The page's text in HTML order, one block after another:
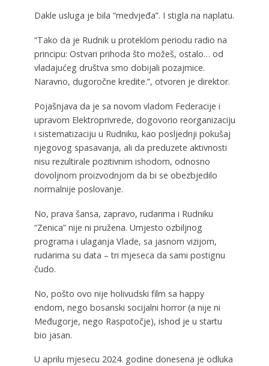
Dakle usluga je bila “medvjeđa”. I stigla na naplatu.
“Tako da je Rudnik u proteklom periodu radio na
principu: Ostvari prihoda što možeš, ostalo… od
vladajućeg društva smo dobijali pozajmice.
Naravno, dugoročne kredite.”, otvoren je direktor.
Pojašnjava da je sa novom vladom Federacije i
upravom Elektroprivrede, dogovorio reorganizaciju
i sistematizaciju u Rudniku, kao posljednji pokušaj
njegovog spasavanja, ali da preduzete aktivnosti
nisu rezultirale pozitivnim ishodom, odnosno
dovoljnom proizvodnjom da bi se obezbjedilo
normalnije poslovanje.
No, prava šansa, zapravo, rudarima i Rudniku
“Zenica” nije ni pružena. Umjesto ozbiljnog
programa i ulaganja Vlade, sa jasnom vizijom,
rudarima su data – tri mjeseca da sami postignu
čudo.
No, pošto ovo nije holivudski film sa happy
endom, nego bosanski socijalni horror (a nije ni
Međugorje, nego Raspotočje), ishod je u startu
bio jasan.
U aprilu mjesecu 2024. godine donesena je odluka